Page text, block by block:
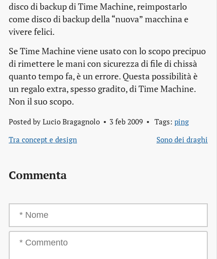
disco di backup di Time Machine, reimpostarlo
come disco di backup della “nuova” macchina e
vivere felici.
Se Time Machine viene usato con lo scopo precipuo
di rimettere le mani con sicurezza di file di chissà
quanto tempo fa, è un errore. Questa possibilità è
un regalo extra, spesso gradito, di Time Machine.
Non il suo scopo.
Posted by Lucio Bragagnolo 3 feb 2009 Tags: ping
Tra concept e design
Sono dei draghi
Commenta